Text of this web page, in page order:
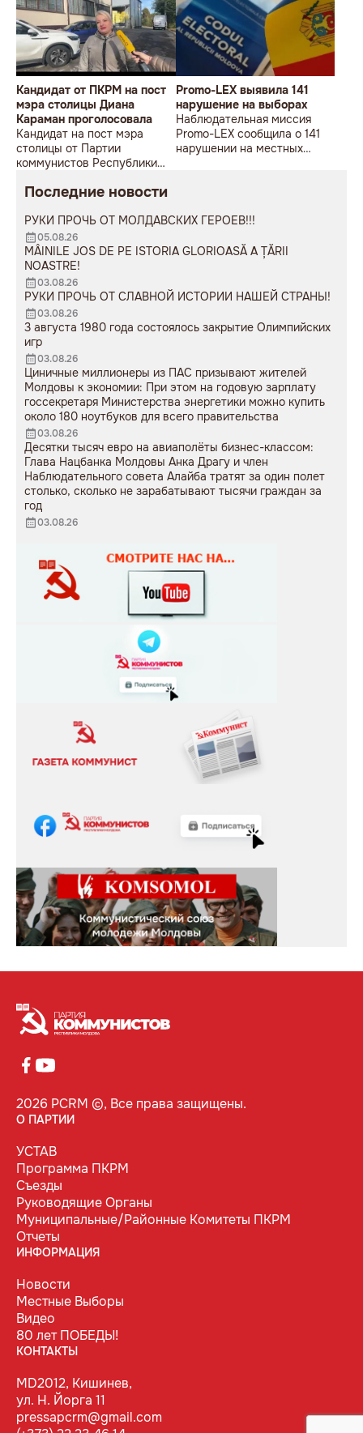
Кандидат от ПКРМ на пост
мэра столицы Диана
Караман проголосовала
Кандидат на пост мэра
столицы от Партии
коммунистов Республики
Караман проголосовала на
Promo-LEX выявила 141
нарушение на выборах
Наблюдательная миссия
Promo-LEX сообщила о 141
нарушении на местных
Последние новости
РУКИ ПРОЧЬ ОТ МОЛДАВСКИХ ГЕРОЕВ!!!
05.08.26
MÂINILE JOS DE PE ISTORIA GLORIOASĂ A ȚĂRII
NOASTRE!
03.08.26
РУКИ ПРОЧЬ ОТ СЛАВНОЙ ИСТОРИИ НАШЕЙ СТРАНЫ!
03.08.26
3 августа 1980 года состоялось закрытие Олимпийских
игр
03.08.26
Циничные миллионеры из ПАС призывают жителей
Молдовы к экономии: При этом на годовую зарплату
госсекретаря Министерства энергетики можно купить
около 180 ноутбуков для всего правительства
03.08.26
Десятки тысяч евро на авиаполёты бизнес-классом:
Глава Нацбанка Молдовы Анка Драгу и член
Наблюдательного совета Алайба тратят за один полет
столько, сколько не зарабатывают тысячи граждан за
год
03.08.26
2026 PCRM ©, Все права защищены.
О ПАРТИИ
УСТАВ
Программа ПКРМ
Съезды
Руководящие Органы
Муниципальные/Районные Комитеты ПКРМ
Отчеты
ИНФОРМАЦИЯ
Новости
Местные Выборы
Видео
80 лет ПОБЕДЫ!
КОНТАКТЫ
MD2012, Кишинев,
ул. Н. Йорга 11
pressapcrm@gmail.com